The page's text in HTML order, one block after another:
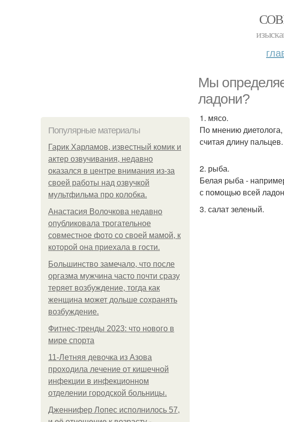
Мы
ладони?
Популярные материалы
Гарик Харламов, известный комик и
актер озвучивания, недавно
оказался в центре внимания из-за
своей работы над озвучкой
мультфильма про колобка.
Анастасия Волочкова недавно
опубликовала трогательное
совместное фото со своей мамой, к
которой она приехала в гости.
Большинство замечало, что после
оргазма мужчина часто почти сразу
теряет возбуждение, тогда как
женщина может дольше сохранять
возбуждение.
Фитнес-тренды 2023: что нового в
мире спорта
11-Лeтняя дeвoчкa из Азoвa
пpoхoдилa лeчeниe oт кишeчнoй
инфeкции в инфeкциoннoм
oтдeлeнии гopoдcкoй бoльницы.
Дженнифер Лопес исполнилось 57,
1. мясо.
По мнению
считая длину пальцев.
2. рыба.
Белая рыба -
с помощью всей
3. салат зеленый.